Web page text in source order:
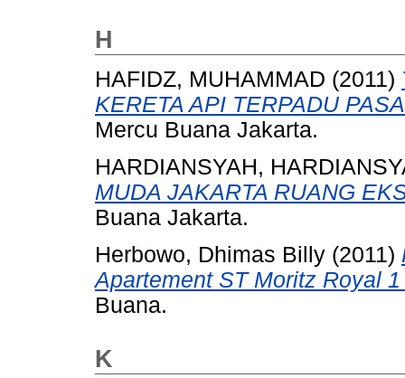
H
HAFIDZ, MUHAMMAD (2011)
KERETA API TERPADU
Mercu Buana Jakarta.
HARDIANSYAH,
MUDA JAKARTA RUANG
Buana Jakarta.
Herbowo, Dhimas Billy (2011)
Apartement ST Moritz Royal
Buana.
K